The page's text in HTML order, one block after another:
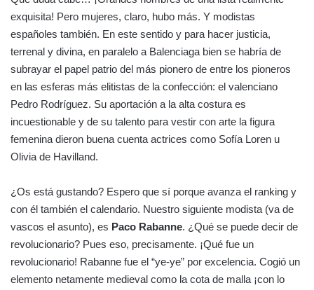
exquisita! Pero mujeres, claro, hubo más. Y modistas
españoles también. En este sentido y para hacer justicia,
terrenal y divina, en paralelo a Balenciaga bien se habría de
subrayar el papel patrio del más pionero de entre los pioneros
en las esferas más elitistas de la confección: el valenciano
Pedro Rodríguez. Su aportación a la alta costura es
incuestionable y de su talento para vestir con arte la figura
femenina dieron buena cuenta actrices como Sofía Loren u
Olivia de Havilland.
¿Os está gustando? Espero que sí porque avanza el ranking y
con él también el calendario. Nuestro siguiente modista (va de
vascos el asunto), es Paco Rabanne. ¿Qué se puede decir de
revolucionario? Pues eso, precisamente. ¡Qué fue un
revolucionario! Rabanne fue el “ye-ye” por excelencia. Cogió un
elemento netamente medieval como la cota de malla ¡con lo